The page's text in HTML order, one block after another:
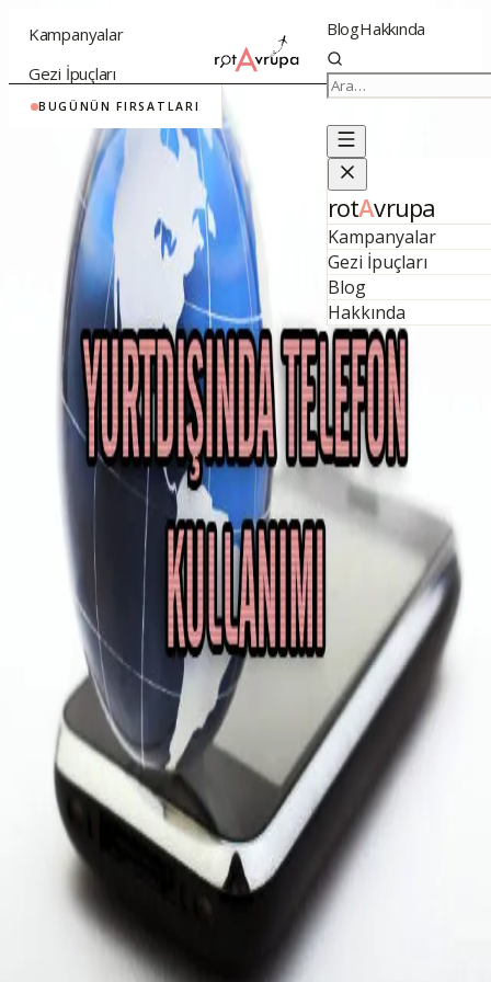
Kampanyalar
Gezi İpuçları
BlogHakkında
rotAvrupa
Kampanyalar
Gezi İpuçları
Blog
Hakkında
BUGÜNÜN FIRSATLARI
İstanbul→Atina€76
yurtdışında telefon
kullanımı turkcell
Faydalı Bilgiler
Yurtdışında Telefon
Kullanımı
Yurtdışına gidip gelen herkesin en çok sorduğu
sorulardan bir tanesi yurtdışında cep telefonu kullanımı
olarak öne çıkıyor. Bu yazıda da yurtdışında telefon gör…
Güncellendi: 4 Mayıs 2026
vrupa
Avrupa seyahati hakkında ipuçları, rotalar ve
bütçe tavsiyeleri.
HIZLI BAĞLANTILAR
Hakkında
İletişim
Site Haritası
KATEGORILER
TAKIP ET
© 2026 ROTAVRUPAİSTANBUL